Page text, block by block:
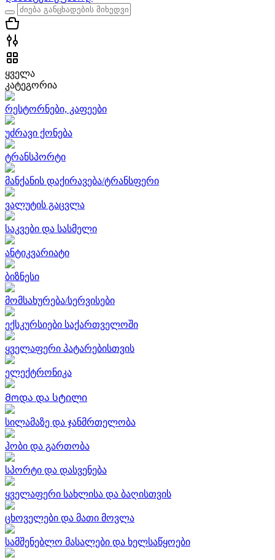
ყველა
კატეგორია
რესტორნები, კაფეები
უძრავი ქონება
ტრანსპორტი
მანქანის დაქირავება/ტრანსფერი
ვალუტის გაცვლა
საკვები და სასმელი
ანტიკვარიატი
ბიზნესი
მომსახურება/სერვისები
ექსკურსიები საქართველოში
ყველაფერი პატარებისთვის
ელექტრონიკა
Მოდა და სტილი
სილამაზე და ჯანმრთელობა
ჰობი და გართობა
სპორტი და დასვენება
ყველაფერი სახლისა და ბაღისთვის
ცხოველები და მათი მოვლა
სამშენებლო მასალები და ხელსაწყოები